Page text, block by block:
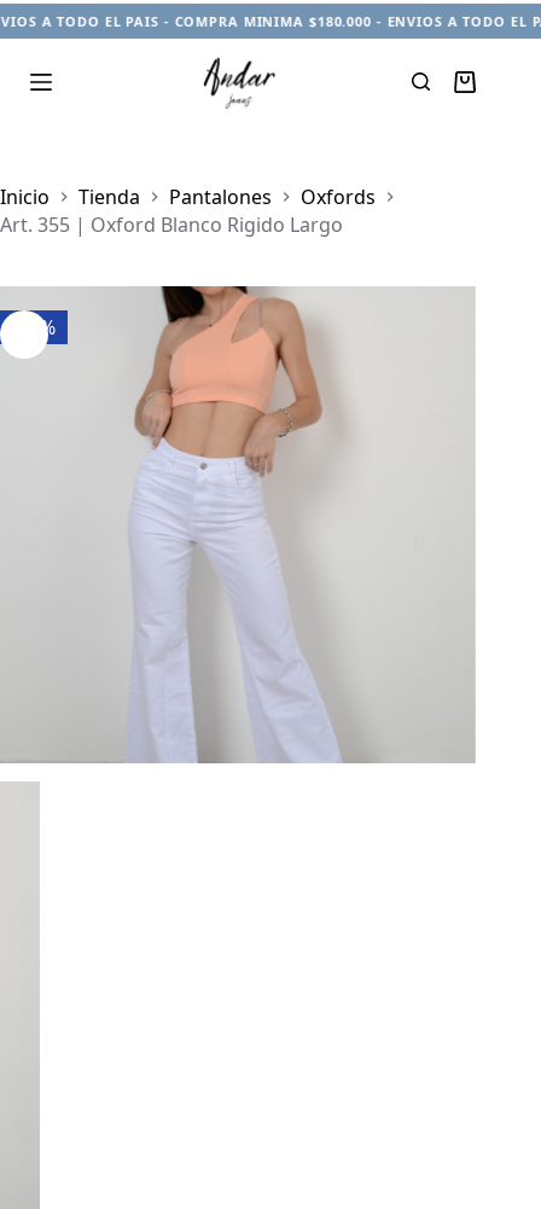
A TODO EL PAIS - COMPRA MINIMA $180.000 - ENVIOS A TODO EL
Carro
Inicio
Tienda Pantalones
Oxfords
Art. 355 | Oxford Blanco Rigido Largo
-27%